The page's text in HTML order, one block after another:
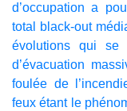
d’occupation a
total black-out
évolutions qui se
d’évacuation
foulée de
feux étant le